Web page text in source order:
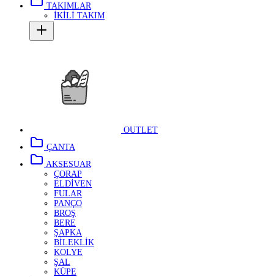
TAKIMLAR
İKİLİ TAKIM
OUTLET
ÇANTA
AKSESUAR
ÇORAP
ELDİVEN
FULAR
PANÇO
BROŞ
BERE
ŞAPKA
BİLEKLİK
KOLYE
ŞAL
KÜPE